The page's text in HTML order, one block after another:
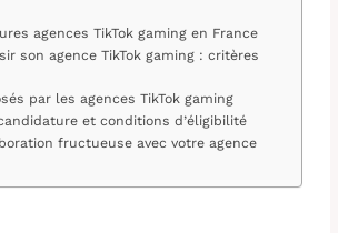
agences TikTok gaming en France
son agence TikTok gaming : critères
par les agences TikTok gaming
et conditions d’éligibilité
fructueuse avec votre agence